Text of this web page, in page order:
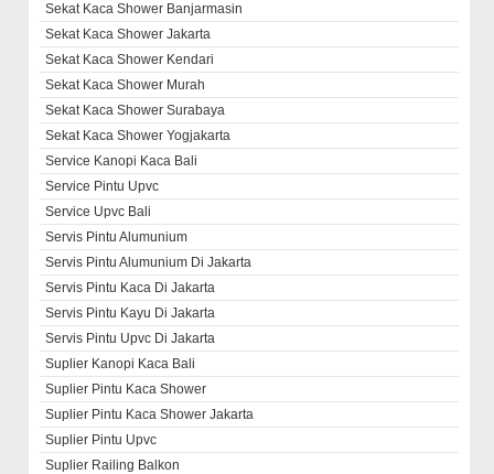
Sekat Kaca Shower Banjarmasin
Sekat Kaca Shower Jakarta
Sekat Kaca Shower Kendari
Sekat Kaca Shower Murah
Sekat Kaca Shower Surabaya
Sekat Kaca Shower Yogjakarta
Service Kanopi Kaca Bali
Service Pintu Upvc
Service Upvc Bali
Servis Pintu Alumunium
Servis Pintu Alumunium Di Jakarta
Servis Pintu Kaca Di Jakarta
Servis Pintu Kayu Di Jakarta
Servis Pintu Upvc Di Jakarta
Suplier Kanopi Kaca Bali
Suplier Pintu Kaca Shower
Suplier Pintu Kaca Shower Jakarta
Suplier Pintu Upvc
Suplier Railing Balkon